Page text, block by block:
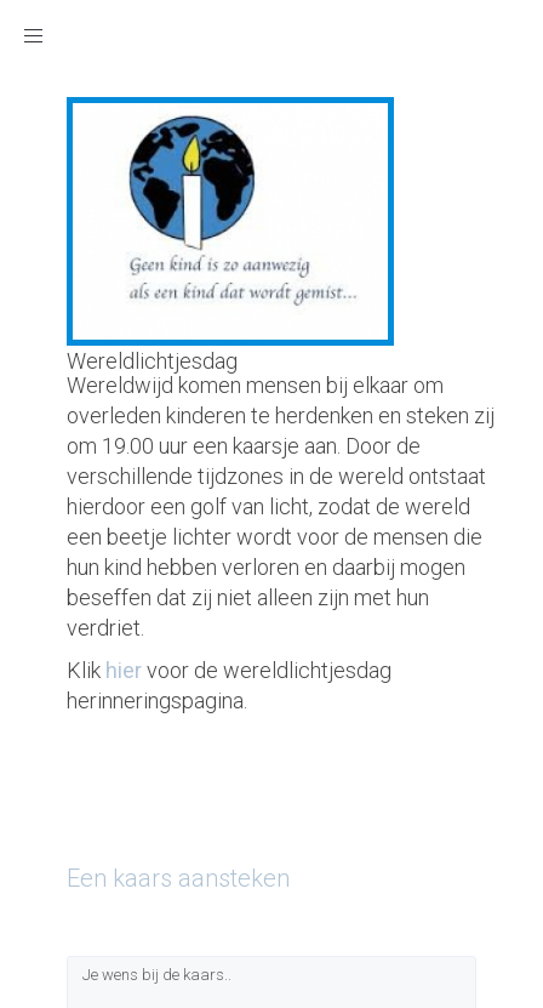
Toggle
Wereldlichtjesdag
Wereldwijd komen mensen bij elkaar om
overleden kinderen te herdenken en steken zij
om 19.00 uur een kaarsje aan. Door de
verschillende tijdzones in de wereld ontstaat
hierdoor een golf van licht, zodat de wereld
een beetje lichter wordt voor de mensen die
hun kind hebben verloren en daarbij mogen
beseffen dat zij niet alleen zijn met hun
verdriet.
Klik hiervoor de wereldlichtjesdag
herinneringspagina.
Een kaars aansteken